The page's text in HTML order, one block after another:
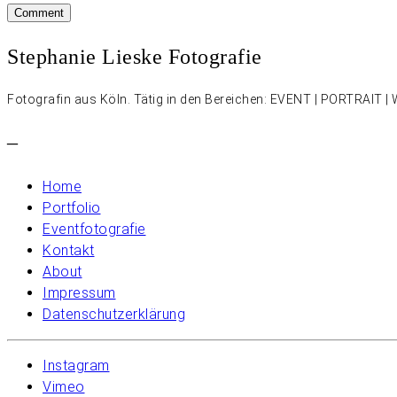
Stephanie Lieske Fotografie
Fotografin aus Köln. Tätig in den Bereichen: EVENT | PORTRAIT |
–
Home
Portfolio
Eventfotografie
Kontakt
About
Impressum
Datenschutzerklärung
Instagram
Vimeo